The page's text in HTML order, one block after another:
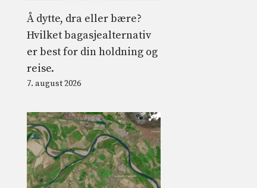
Å dytte, dra eller bære?
Hvilket bagasjealternativ
er best for din holdning og
reise.
7. august 2026